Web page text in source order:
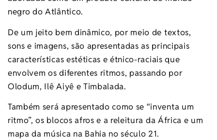
negro do Atlântico.
De um jeito bem dinâmico, por meio de textos,
sons e imagens, são apresentadas as principais
características estéticas e étnico-raciais que
envolvem os diferentes ritmos, passando por
Olodum, Ilê Aiyê e Timbalada.
Também será apresentado como se “inventa um
ritmo”, os blocos afros e a releitura da África e um
mapa da música na Bahia no século 21.